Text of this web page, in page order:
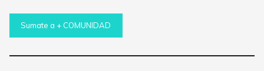
Sumate a + COMUNIDAD